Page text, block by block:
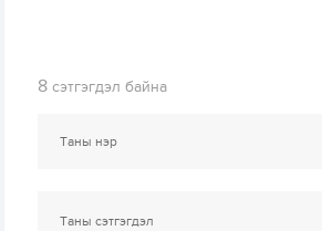
8 сэтгэгдэл байна